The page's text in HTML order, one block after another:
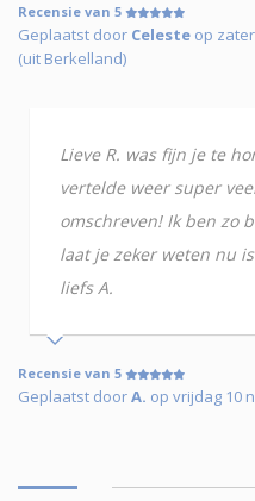
Recensie van 5
Geplaatst door Celeste op
(uit Berkelland)
Lieve R. was fijn je te
vertelde weer super
omschreven! Ik ben zo
laat je zeker weten nu
liefs A.
Recensie van 5
Geplaatst doorA. op vrijdag 10